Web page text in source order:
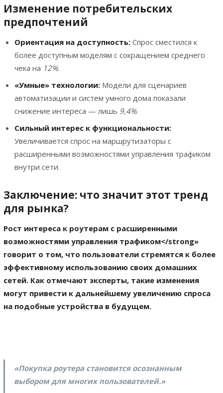
Изменение потребительских
предпочтений
Ориентация на доступность:Спрос сместился к
более доступным моделям с сокращением среднего
чека на 12%.
«Умные» технологии:Модели для сценариев
автоматизации и систем умного дома показали
снижение интереса — лишь 9,4%.
Cильный интерес к функциональности:
Увеличивается спрос на маршрутизаторы с
расширенными возможностями управления трафиком
внутри сети.
Заключение: что значит этот тренд
для рынка?
Рост интереса к роутерам с расширенными
возможностями управления трафиком</strong»
говорит о том, что пользователи стремятся к более
эффективному использованию своих домашних
сетей. Как отмечают эксперты, такие изменения
могут привести к дальнейшему увеличению спроса
на подобные устройства в будущем.
«Покупка роутера становится осознанным
выбором для многих пользователей.»